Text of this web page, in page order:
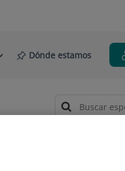
Dónde estamos